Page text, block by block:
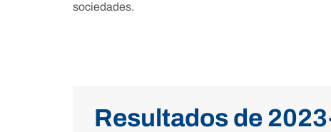
sociedades.
Resultados de